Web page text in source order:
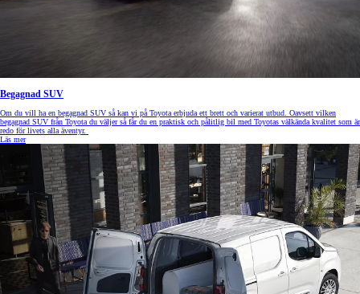
Begagnad SUV
Om du vill ha en begagnad SUV så kan vi på Toyota erbjuda ett brett och varierat utbud. Oavsett vilken
begagnad SUV från Toyota du väljer så får du en praktisk och pålitlig bil med Toyotas välkända kvalitet som är
redo för livets alla äventyr.
Läs mer